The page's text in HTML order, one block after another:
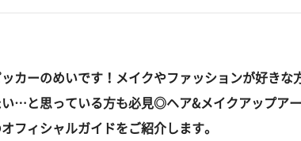
カーのめいです！メイクやファッションが好きな
い…と思っている方も必見◎ヘア&メイクアップア
フィシャルガイドをご紹介します。